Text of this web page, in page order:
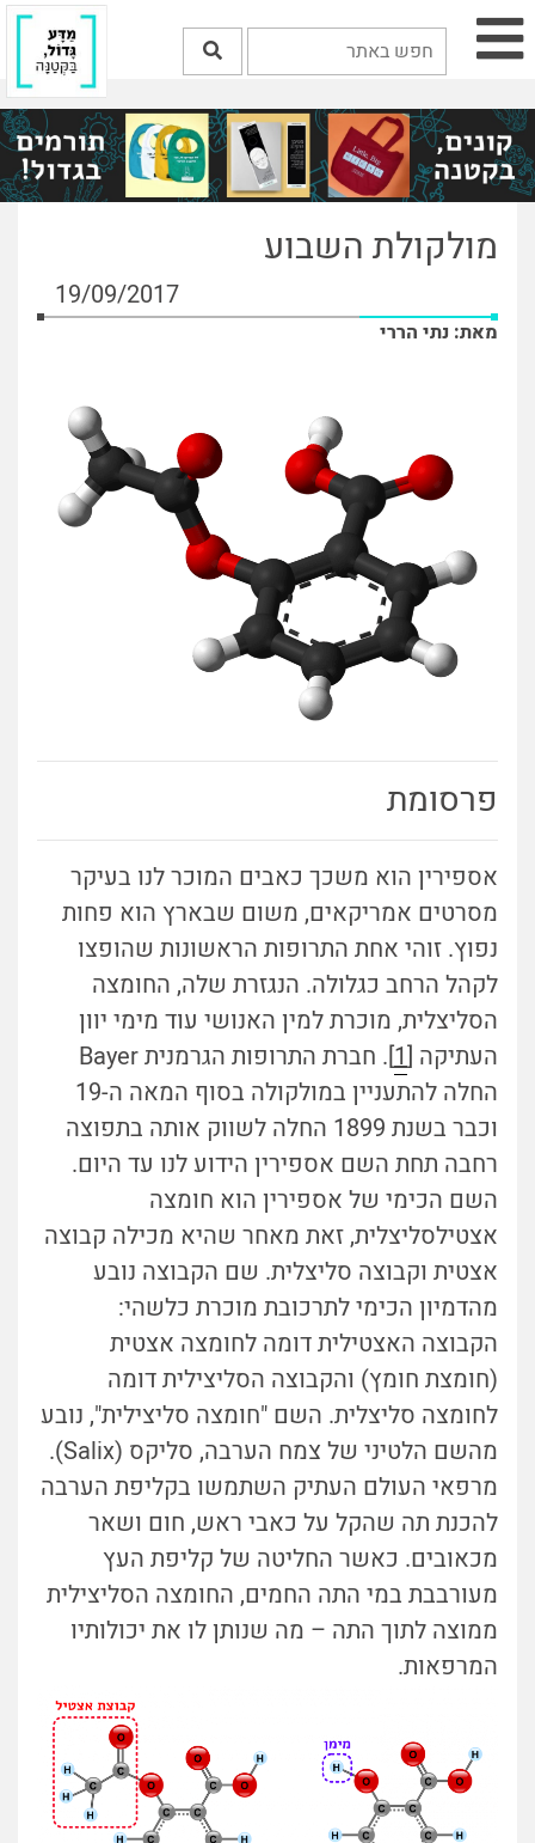
מולקולת השבוע
19/09/2017
מאת: נתי הררי
פרסומת
אספירין הוא משכך כאבים המוכר לנו בעיקר
מסרטים אמריקאים, משום שבארץ הוא פחות
נפוץ. זוהי אחת התרופות הראשונות שהופצו
לקהל הרחב כגלולה. הנגזרת שלה, החומצה
הסליצלית, מוכרת למין האנושי עוד מימי יוון
העתיקה [1
]. חברת התרופות הגרמנית Bayer
החלה להתעניין במולקולה בסוף המאה ה-19
וכבר בשנת 1899 החלה לשווק אותה בתפוצה
רחבה תחת השם אספירין הידוע לנו עד היום.
השם הכימי של אספירין הוא חומצה
אצטילסליצלית, זאת מאחר שהיא מכילה קבוצה
אצטית וקבוצה סליצלית. שם הקבוצה נובע
מהדמיון הכימי לתרכובת מוכרת כלשהי:
הקבוצה האצטילית דומה לחומצה אצטית
(חומצת חומץ) והקבוצה הסליצילית דומה
לחומצה סליצלית. השם "חומצה סליצילית", נובע
מהשם הלטיני של צמח הערבה, סליקס (Salix).
מרפאי העולם העתיק השתמשו בקליפת הערבה
להכנת תה שהקל על כאבי ראש, חום ושאר
מכאובים. כאשר החליטה של קליפת העץ
מעורבבת במי התה החמים, החומצה הסליצילית
ממוצה לתוך התה – מה שנותן לו את יכולותיו
המרפאות.